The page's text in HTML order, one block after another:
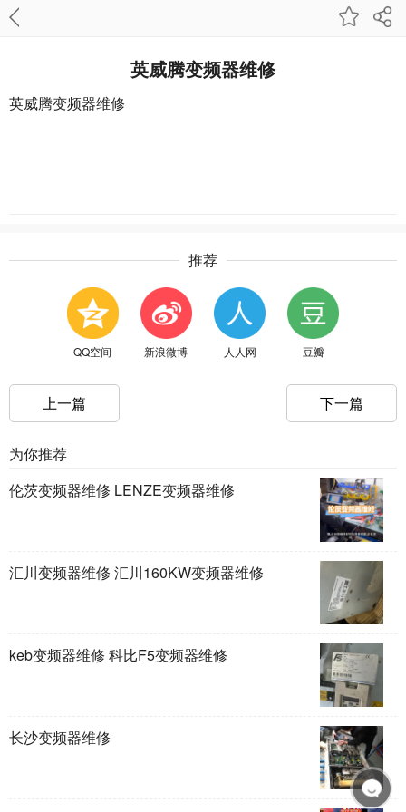
英威腾变频器维修
英威腾变频器维修
推荐
QQ空间 新浪微博 人人网 豆瓣
上一篇 下一篇
为你推荐
伦茨变频器维修 LENZE变频器维修
汇川变频器维修 汇川160KW变频器维修
keb变频器维修 科比F5变频器维修
长沙变频器维修